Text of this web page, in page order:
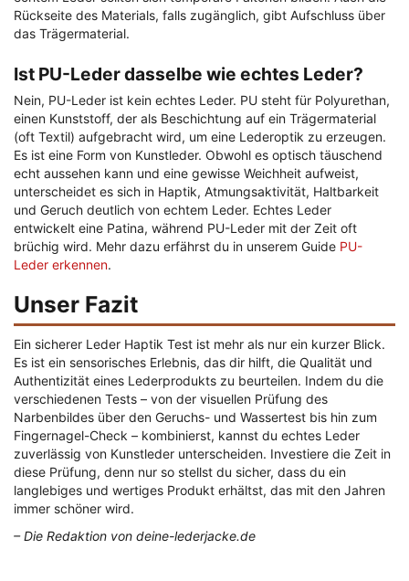
Rückseite des Materials, falls zugänglich, gibt Aufschluss über
das Trägermaterial.
Ist PU-Leder dasselbe wie echtes Leder?
Nein, PU-Leder ist kein echtes Leder. PU steht für Polyurethan,
einen Kunststoff, der als Beschichtung auf ein Trägermaterial
(oft Textil) aufgebracht wird, um eine Lederoptik zu erzeugen.
Es ist eine Form von Kunstleder. Obwohl es optisch täuschend
echt aussehen kann und eine gewisse Weichheit aufweist,
unterscheidet es sich in Haptik, Atmungsaktivität, Haltbarkeit
und Geruch deutlich von echtem Leder. Echtes Leder
entwickelt eine Patina, während PU-Leder mit der Zeit oft
brüchig wird. Mehr dazu erfährst du in unserem Guide PU-
Leder erkennen.
Unser Fazit
Ein sicherer Leder Haptik Test ist mehr als nur ein kurzer Blick.
Es ist ein sensorisches Erlebnis, das dir hilft, die Qualität und
Authentizität eines Lederprodukts zu beurteilen. Indem du die
verschiedenen Tests – von der visuellen Prüfung des
Narbenbildes über den Geruchs- und Wassertest bis hin zum
Fingernagel-Check – kombinierst, kannst du echtes Leder
zuverlässig von Kunstleder unterscheiden. Investiere die Zeit in
diese Prüfung, denn nur so stellst du sicher, dass du ein
langlebiges und wertiges Produkt erhältst, das mit den Jahren
immer schöner wird.
– Die Redaktion von deine-lederjacke.de